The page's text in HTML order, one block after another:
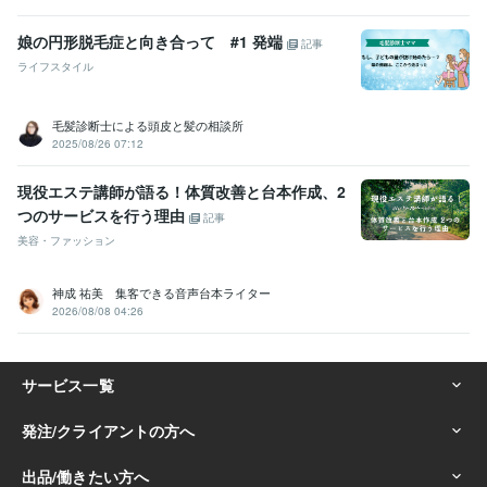
娘の円形脱毛症と向き合って #1 発端
記事
ライフスタイル
毛髪診断士による頭皮と髪の相談所
2025/08/26 07:12
現役エステ講師が語る！体質改善と台本作成、2
つのサービスを行う理由
記事
美容・ファッション
神成 祐美 集客できる音声台本ライター
2026/08/08 04:26